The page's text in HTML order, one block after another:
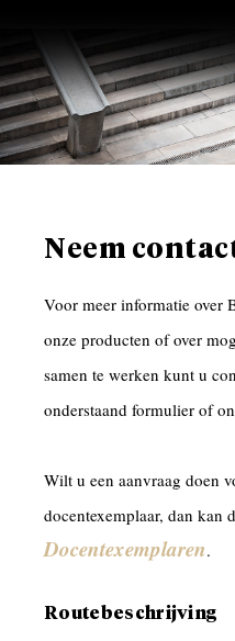
Neem
Voor meer informatie over
onze producten of over
samen te werken kunt u
onderstaand formulier of
Wilt u een aanvraag doen
docentexemplaar, dan kan
Docentexemplaren.
Routebeschrijving